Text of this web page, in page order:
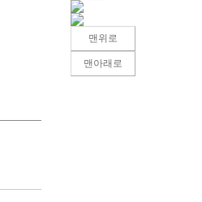
맨위로
맨아래로